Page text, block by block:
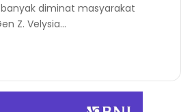
diminat masyarakat
Z. Velysia…